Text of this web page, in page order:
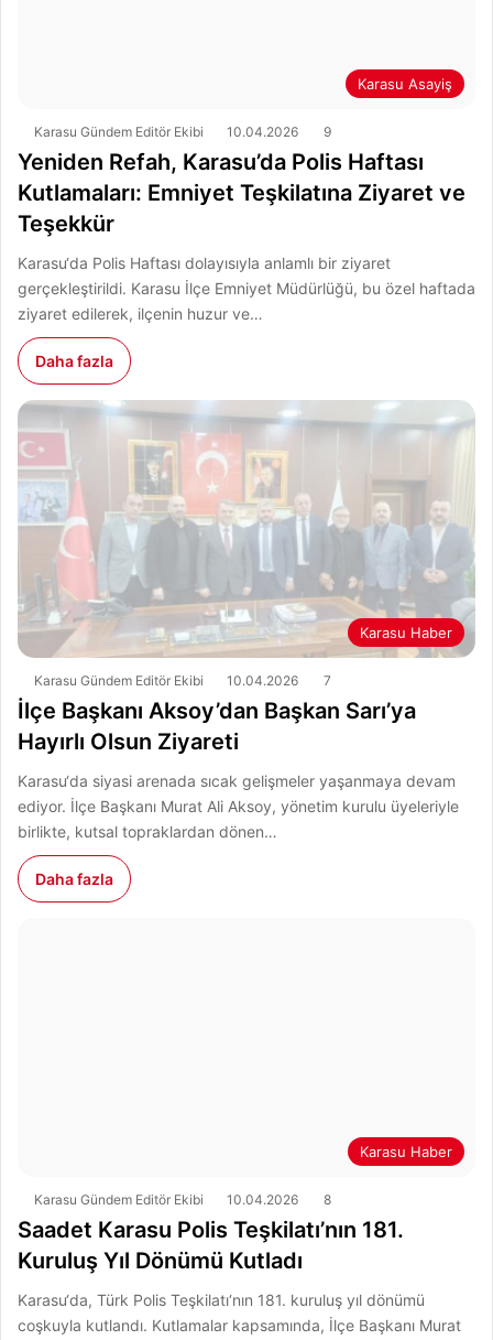
Karasu Asayiş
Karasu Gündem Editör Ekibi 10.04.2026 9
Yeniden Refah, Karasu’da Polis Haftası
Kutlamaları: Emniyet Teşkilatına Ziyaret ve
Teşekkür
Karasu‘da Polis Haftası dolayısıyla anlamlı bir ziyaret
gerçekleştirildi. Karasu İlçe Emniyet Müdürlüğü, bu özel haftada
ziyaret edilerek, ilçenin huzur ve…
Daha fazla
Karasu Haber
Karasu Gündem Editör Ekibi 10.04.2026 7
İlçe Başkanı Aksoy’dan Başkan Sarı’ya
Hayırlı Olsun Ziyareti
Karasu‘da siyasi arenada sıcak gelişmeler yaşanmaya devam
ediyor. İlçe Başkanı Murat Ali Aksoy, yönetim kurulu üyeleriyle
birlikte, kutsal topraklardan dönen…
Daha fazla
Karasu Haber
Karasu Gündem Editör Ekibi 10.04.2026 8
Saadet Karasu Polis Teşkilatı’nın 181.
Kuruluş Yıl Dönümü Kutladı
Karasu‘da, Türk Polis Teşkilatı‘nın 181. kuruluş yıl dönümü
coşkuyla kutlandı. Kutlamalar kapsamında, İlçe Başkanı Murat